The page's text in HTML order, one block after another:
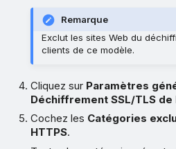
Remarque
Exclut les sites Web du
clients de ce modèle.
Cliquez sur Paramètres
Déchiffrement SSL/TLS de
Cochez les Catégories
HTTPS.